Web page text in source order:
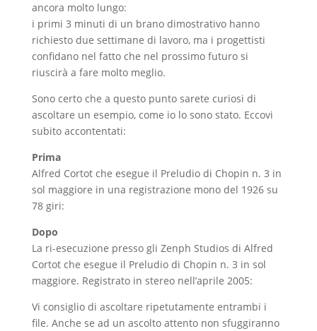
ancora molto lungo:
i primi 3 minuti di un brano dimostrativo hanno
richiesto due settimane di lavoro, ma i progettisti
confidano nel fatto che nel prossimo futuro si
riuscirà a fare molto meglio.
Sono certo che a questo punto sarete curiosi di
ascoltare un esempio, come io lo sono stato. Eccovi
subito accontentati:
Prima
Alfred Cortot che esegue il Preludio di Chopin n. 3 in
sol maggiore in una registrazione mono del 1926 su
78 giri:
Dopo
La ri-esecuzione presso gli Zenph Studios di Alfred
Cortot che esegue il Preludio di Chopin n. 3 in sol
maggiore. Registrato in stereo nell’aprile 2005:
Vi consiglio di ascoltare ripetutamente entrambi i
file. Anche se ad un ascolto attento non sfuggiranno